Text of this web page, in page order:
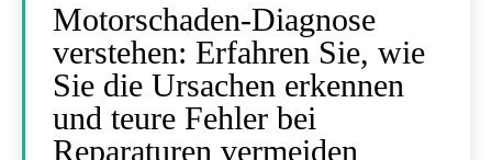
Motorschaden-Diagnose
verstehen: Erfahren Sie, wie
Sie die Ursachen erkennen
und teure Fehler bei
Reparaturen vermeiden